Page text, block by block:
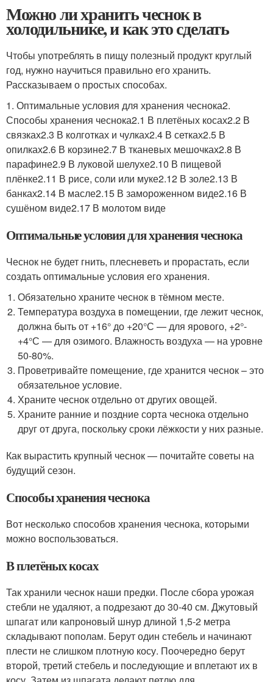
Можно ли хранить чеснок в
холодильнике, и как это сделать
Чтобы употреблять в пищу полезный продукт круглый
год, нужно научиться правильно его хранить.
Рассказываем о простых способах.
1. Оптимальные условия для хранения чеснока2.
Способы хранения чеснока2.1 В плетёных косах2.2 В
связках2.3 В колготках и чулках2.4 В сетках2.5 В
опилках2.6 В корзине2.7 В тканевых мешочках2.8 В
парафине2.9 В луковой шелухе2.10 В пищевой
плёнке2.11 В рисе, соли или муке2.12 В золе2.13 В
банках2.14 В масле2.15 В замороженном виде2.16 В
сушёном виде2.17 В молотом виде
Оптимальные условия для хранения чеснока
Чеснок не будет гнить, плесневеть и прорастать, если
создать оптимальные условия его хранения.
Обязательно храните чеснок в тёмном месте.
Температура воздуха в помещении, где лежит чеснок,
должна быть от +16° до +20°С — для ярового, +2°-
+4°С — для озимого. Влажность воздуха — на уровне
50-80%.
Проветривайте помещение, где хранится чеснок – это
обязательное условие.
Храните чеснок отдельно от других овощей.
Храните ранние и поздние сорта чеснока отдельно
друг от друга, поскольку сроки лёжкости у них разные.
Как вырастить крупный чеснок — почитайте советы на
будущий сезон.
Способы хранения чеснока
Вот несколько способов хранения чеснока, которыми
можно воспользоваться.
В плетёных косах
Так хранили чеснок наши предки. После сбора урожая
стебли не удаляют, а подрезают до 30-40 см. Джутовый
шпагат или капроновый шнур длиной 1,5-2 метра
складывают пополам. Берут один стебель и начинают
плести не слишком плотную косу. Поочередно берут
второй, третий стебель и последующие и вплетают их в